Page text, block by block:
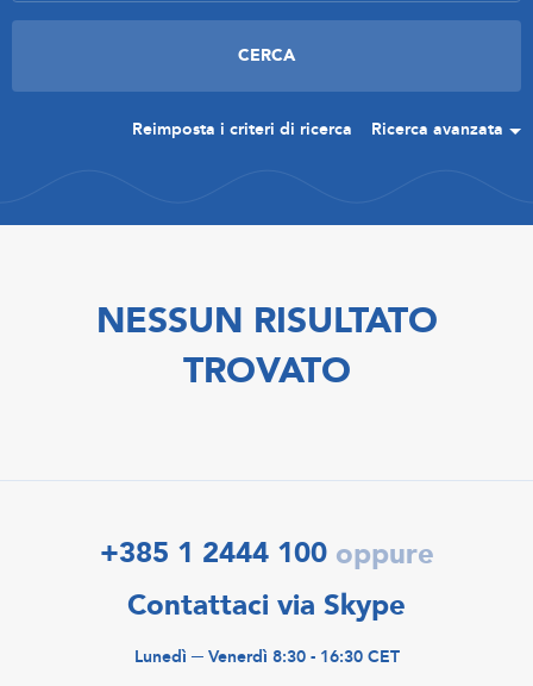
Reimposta i criteri di ricerca Ricerca avanzata
NESSUN RISULTATO
TROVATO
+385 1 2444 100 oppure
Contattaci via Skype
Lunedì ─ Venerdì 8:30 - 16:30 CET